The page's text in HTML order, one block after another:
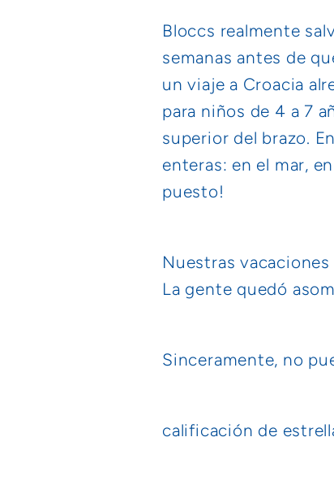
Bloccs realmente
semanas antes de
un viaje a Croacia
para niños de 4 a 7
superior del brazo.
enteras: en el mar,
puesto!
Nuestras
La gente quedó
Sinceramente, no
calificación de